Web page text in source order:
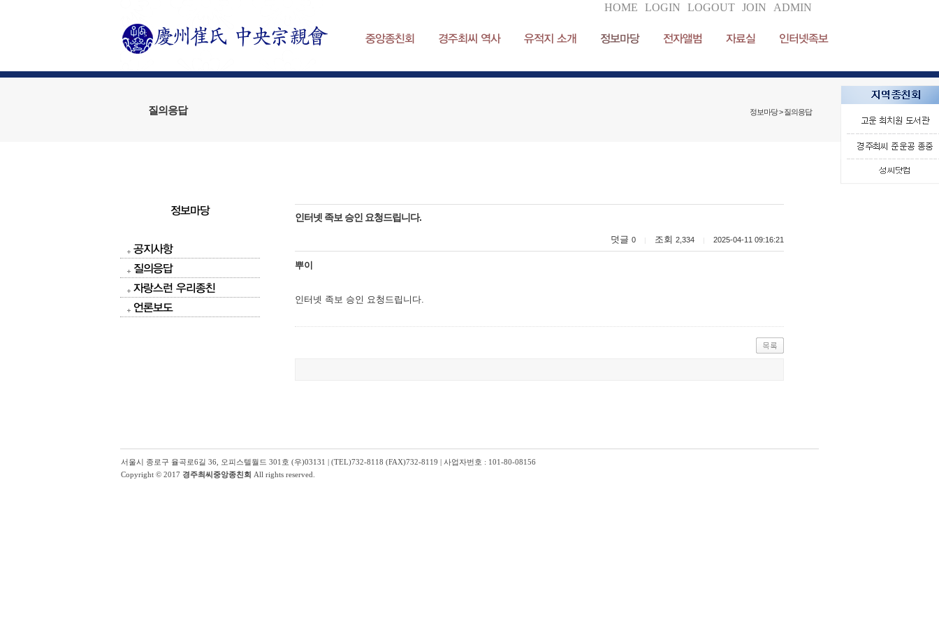
HOME LOGIN LOGOUT JOIN ADMIN
중앙종친회 경주최씨 역사 유적지 소개 정보마당 전자앨범 자료실 인터넷족보
질의응답 정보마당 > 질의응답
정보마당
공지사항
질의응답
자랑스런 우리종친
언론보도
인터넷 족보 승인 요청드립니다.
덧글 0 조회 2,334 2025-04-11 09:16:21
뿌이
인터넷 족보 승인 요청드립니다.
서울시 종로구 율곡로6길 36, 오피스텔월드 301호 (우)03131 | (TEL)732-8118 (FAX)732-8119 | 사업자번호 : 101-80-08156
Copyright © 2017 경주최씨중앙종친회 All rights reserved.